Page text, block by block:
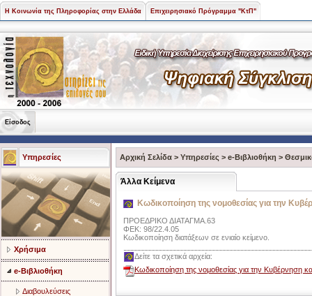
Η Κοινωνία της Πληροφορίας στην Ελλάδα Επιχειρησιακό Πρόγραμμα "ΚτΠ"
Είσοδος
Υπηρεσίες
Χρήσιμα
e-Βιβλιοθήκη
Διαβουλεύσεις
Αρχική Σελίδα > Υπηρεσίες > e-Βιβλιοθήκη >
Άλλα Κείμενα
Κωδικοποίηση της νομοθεσίας για την
ΠΡΟΕΔΡΙΚΟ ΔΙΑΤΑΓΜΑ.63
ΦΕΚ: 98/22.4.05
Κωδικοποίηση διατάξεων σε ενιαίο κείμενο.
Δείτε τα σχετικά αρχεία:
Κωδικοποίηση της νομοθεσίας για την Κυβέρνηση